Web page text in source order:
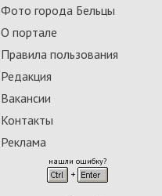
Фото города Бельцы
О портале
Правила пользования
Редакция
Вакансии
Контакты
Реклама
нашли ошибку?